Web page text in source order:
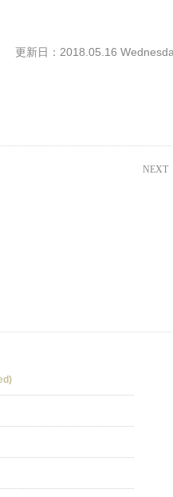
更新日：2018.05.16
NEXT